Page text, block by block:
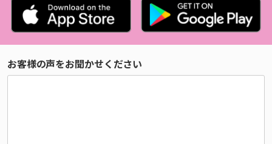
お客様の声をお聞かせください